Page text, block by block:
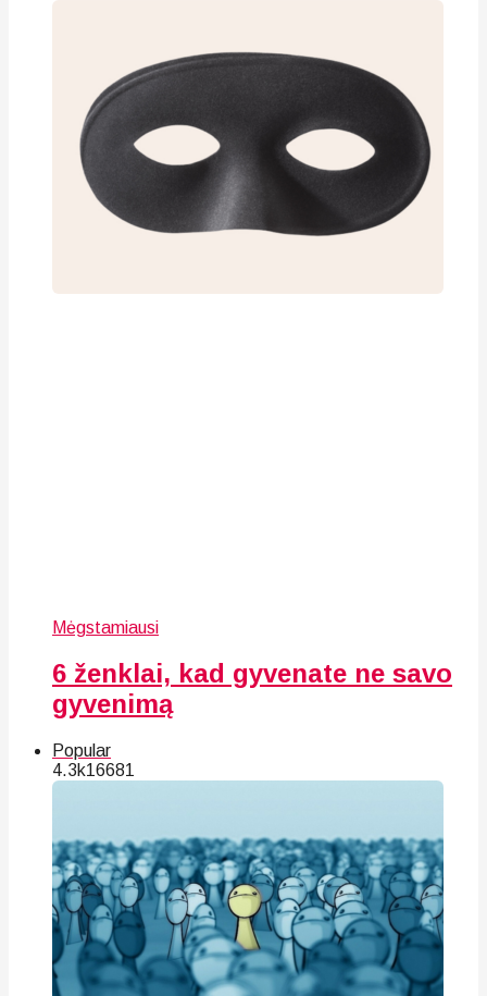
Mėgstamiausi
6 ženklai, kad gyvenate ne savo
gyvenimą
Popular
4.3k16681